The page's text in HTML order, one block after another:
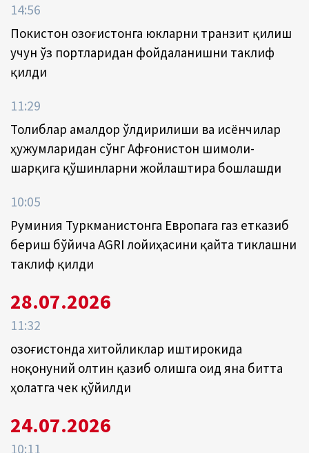
14:56
Покистон Қозоғистонга юкларни транзит қилиш
учун ўз портларидан фойдаланишни таклиф
қилди
11:29
Толиблар амалдор ўлдирилиши ва исёнчилар
ҳужумларидан сўнг Афғонистон шимоли-
шарқига қўшинларни жойлаштира бошлашди
10:05
Руминия Туркманистонга Европага газ етказиб
бериш бўйича AGRI лойиҳасини қайта тиклашни
таклиф қилди
28.07.2026
11:32
Қозоғистонда хитойликлар иштирокида
ноқонуний олтин қазиб олишга оид яна битта
ҳолатга чек қўйилди
24.07.2026
10:11